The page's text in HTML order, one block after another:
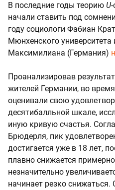
В последние годы теорию U-
начали ставить под
году социологи Фабиан
Мюнхенского
Максимилиана (Германия)
Проанализировав
жителей Германии, во
оценивали свою
десятибалльной шкале,
иную кривую счастья.
Брюдерля, пик
достигается уже в 18 лет,
плавно снижается
незначительно
начинает резко